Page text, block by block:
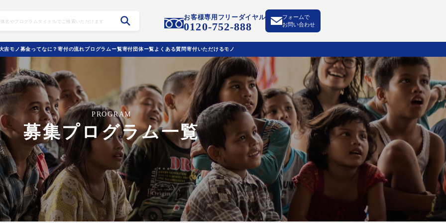
お客様専用フリーダイヤル
0120-752-888
フォームで
お問い合わせ
吉モノ募金ってなに？寄付の流れプログラムー覧寄付団体ー覧よくある質問寄付いただけるモノ
PROGRAM
募集プログラム一覧